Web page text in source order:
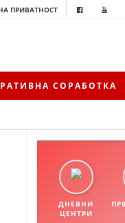
ПРИВАТНОСТ
СОРАБОТКА
ДНЕВНИ
ЦЕНТРИ